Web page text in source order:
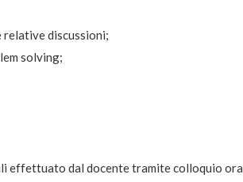
discussioni;
solving;
effettuato dal docente tramite colloquio